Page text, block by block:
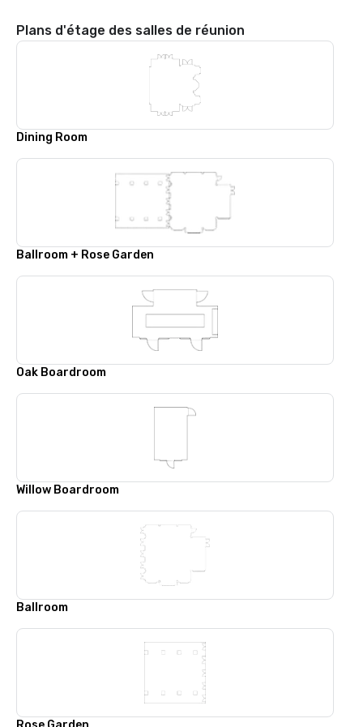
Plans d'étage des salles de réunion
Dining Room
Ballroom + Rose Garden
Oak Boardroom
Willow Boardroom
Ballroom